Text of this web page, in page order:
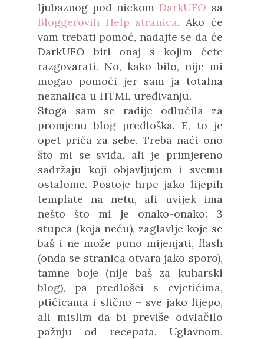
ljubaznog pod nickom DarkUFO sa
Bloggerovih Help stranica. Ako će
vam trebati pomoć, nadajte se da će
DarkUFO biti onaj s kojim ćete
razgovarati. No, kako bilo, nije mi
mogao pomoći jer sam ja totalna
neznalica u HTML uređivanju.
Stoga sam se radije odlučila za
promjenu blog predloška. E, to je
opet priča za sebe. Treba naći ono
što mi se sviđa, ali je primjereno
sadržaju koji objavljujem i svemu
ostalome. Postoje hrpe jako lijepih
template na netu, ali uvijek ima
nešto što mi je onako-onako: 3
stupca (koja neću), zaglavlje koje se
baš i ne može puno mijenjati, flash
(onda se stranica otvara jako sporo),
tamne boje (nije baš za kuharski
blog), pa predlošci s cvjetićima,
ptičicama i slično – sve jako lijepo,
ali mislim da bi previše odvlačilo
pažnju od recepata. Uglavnom,